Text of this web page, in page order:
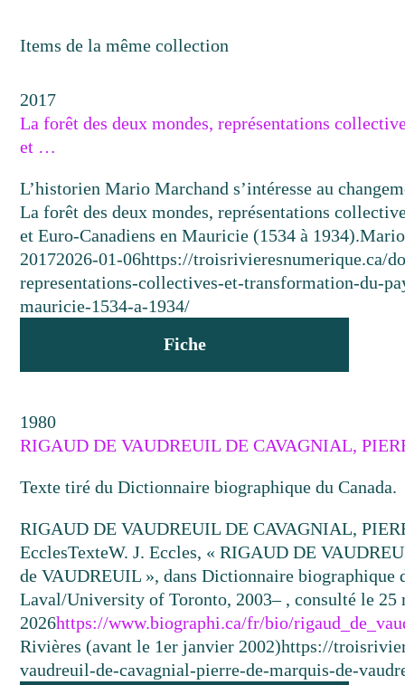
Items de la même collection
2017
La forêt des deux mondes, représentations
et …
L’historien Mario Marchand s’intéresse au
La forêt des deux mondes, représentations
et Euro-Canadiens en Mauricie (1534 à 1934).
20172026-01-06https://troisrivieresnumerique.ca/
representations-collectives-et-transformation-du-
mauricie-1534-a-1934/
Fiche
1980
RIGAUD DE VAUDREUIL DE CAVAGNIAL,
Texte tiré du Dictionnaire biographique du Canada.
RIGAUD DE VAUDREUIL DE CAVAGNIAL,
EcclesTexteW. J. Eccles, « RIGAUD DE
de VAUDREUIL », dans Dictionnaire biographique
Laval/University of Toronto, 2003– , consulté le 25
2026https://www.biographi.ca/fr/bio/
Rivières (avant le 1er janvier 2002)https://
vaudreuil-de-cavagnial-pierre-de-marquis-de-